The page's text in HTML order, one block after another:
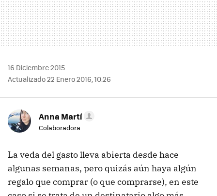
16 Diciembre 2015
Actualizado 22 Enero 2016, 10:26
Anna Martí
Colaboradora
La veda del gasto lleva abierta desde hace
algunas semanas, pero quizás aún haya algún
regalo que comprar (o que comprarse), en este